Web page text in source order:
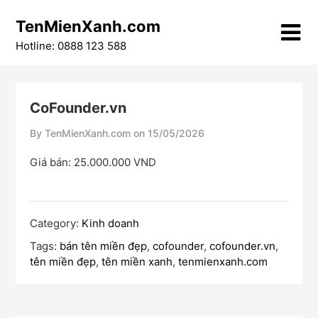
content
TenMienXanh.com
Hotline: 0888 123 588
CoFounder.vn
By TenMienXanh.com on 15/05/2026
Giá bán: 25.000.000 VND
Category: Kinh doanh
Tags: bán tên miền đẹp,cofounder,cofounder.vn,
tên miền đẹp,tên miền xanh,tenmienxanh.com